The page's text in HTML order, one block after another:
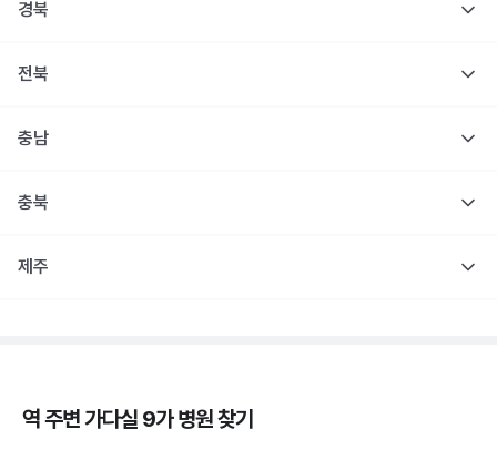
경북
전북
충남
충북
제주
역 주변가다실 9가병원 찾기